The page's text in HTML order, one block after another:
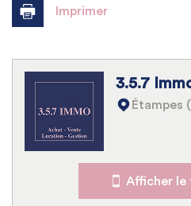
Bar
Collège
École maternelle
École primaire
Imprimer
3.5.7
Étampes
Afficher le